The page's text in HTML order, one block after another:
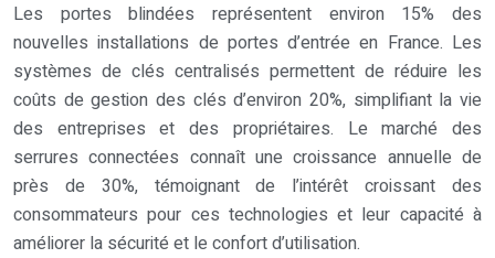
Les portes blindées représentent environ 15% des
nouvelles installations de portes d’entrée en France. Les
systèmes de clés centralisés permettent de réduire les
coûts de gestion des clés d’environ 20%, simplifiant la vie
des entreprises et des propriétaires. Le marché des
serrures connectées connaît une croissance annuelle de
près de 30%, témoignant de l’intérêt croissant des
consommateurs pour ces technologies et leur capacité à
améliorer la sécurité et le confort d’utilisation.